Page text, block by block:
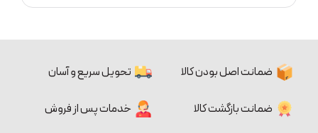
ضمانت اصل بودن کالا تحویل سریع و آسان
ضمانت بازگشت کالا خدمات پس از فروش